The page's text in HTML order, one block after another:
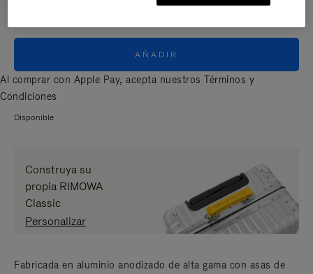
AÑADIR
Al comprar con Apple Pay, acepta nuestros Términos y
Condiciones
Disponible
Construya su
propia RIMOWA
Classic
Personalizar
Fabricada en aluminio anodizado de alta gama con asas de